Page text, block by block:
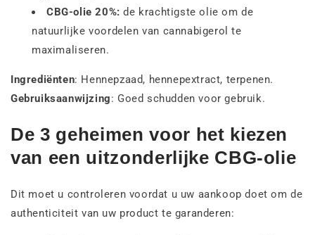
CBG-olie 20%: de krachtigste olie om de
natuurlijke voordelen van cannabigerol te
maximaliseren.
Ingrediënten: Hennepzaad, hennepextract, terpenen.
Gebruiksaanwijzing: Goed schudden voor gebruik.
De 3 geheimen voor het kiezen
van een uitzonderlijke CBG-olie
Dit moet u controleren voordat u uw aankoop doet om de
authenticiteit van uw product te garanderen: